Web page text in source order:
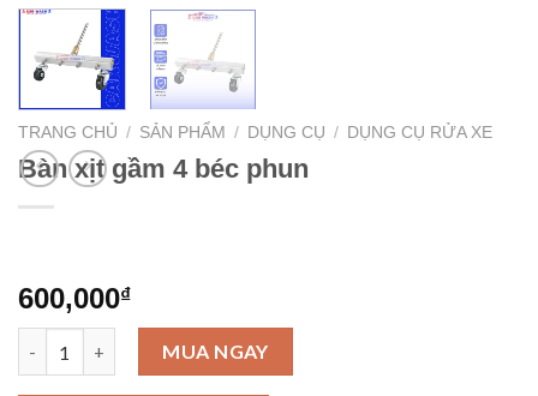
TRANG CHỦ / SẢN PHẨM / DỤNG CỤ / DỤNG CỤ RỬA XE
Bàn xịt gầm 4 béc phun
600,000₫
MUA NGAY